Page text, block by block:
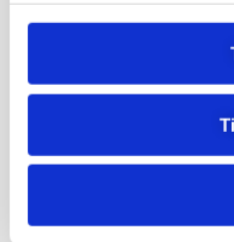
under det!”
På